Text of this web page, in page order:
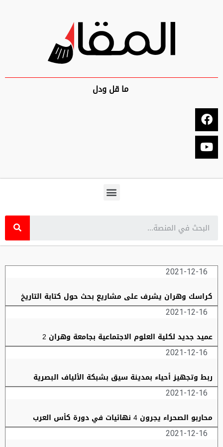
ما قل ودل
2021-12-16
كراسك وهران يشرف على مشاريع بحث حول كتابة التاريخ
2021-12-16
عميد جديد لكلية العلوم الاجتماعية بجامعة وهران 2
2021-12-16
ربط وتجهيز أحياء بمدينة سيق بشبكة الألياف البصرية
2021-12-16
محاربو الصحراء يجرون 4 نهائيات في دورة كأس العرب
2021-12-16